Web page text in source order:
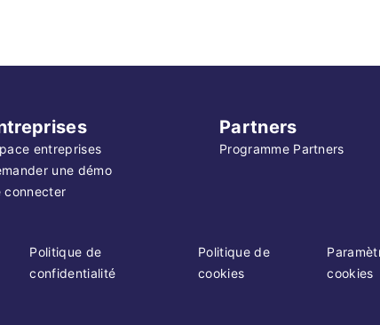
entreprises
une démo
connecter
Partners
Programme Partners
Politique de
confidentialité
Politique de
cookies
cookies